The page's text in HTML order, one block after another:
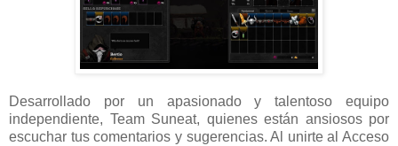
Desarrollado por un apasionado y talentoso equipo
independiente, Team Suneat, quienes están ansiosos por
escuchar tus comentarios y sugerencias. Al unirte al Acceso